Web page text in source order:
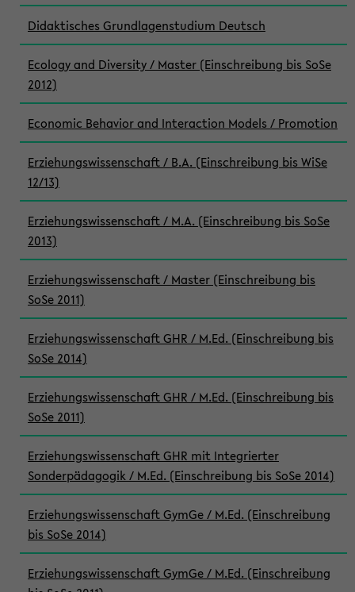
Didaktisches Grundlagenstudium Deutsch
Ecology and Diversity / Master (Einschreibung bis SoSe
2012)
Economic Behavior and Interaction Models / Promotion
Erziehungswissenschaft / B.A. (Einschreibung bis WiSe
12/13)
Erziehungswissenschaft / M.A. (Einschreibung bis SoSe
2013)
Erziehungswissenschaft / Master (Einschreibung bis
SoSe 2011)
Erziehungswissenschaft GHR / M.Ed. (Einschreibung bis
SoSe 2014)
Erziehungswissenschaft GHR / M.Ed. (Einschreibung bis
SoSe 2011)
Erziehungswissenschaft GHR mit Integrierter
Sonderpädagogik / M.Ed. (Einschreibung bis SoSe 2014)
Erziehungswissenschaft GymGe / M.Ed. (Einschreibung
bis SoSe 2014)
Erziehungswissenschaft GymGe / M.Ed. (Einschreibung